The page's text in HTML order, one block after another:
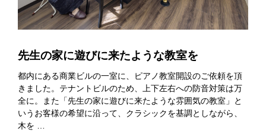
先生の家に遊びに来たような教室を
都内にある商業ビルの一室に、ピアノ教室開設のご依頼を頂
きました。テナントビルのため、上下左右への防音対策は万
全に。また「先生の家に遊びに来たような雰囲気の教室」と
いうお客様の希望に沿って、クラシックを基調としながら、
木を …